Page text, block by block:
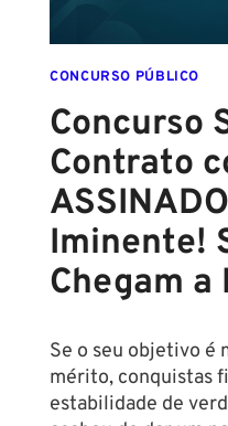
CONCURSO PÚBLICO
Concurso
Contrato
Iminente!
Chegam
Se o seu objetivo é
mérito, conquistas
estabilidade de